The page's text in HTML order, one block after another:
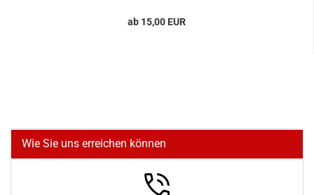
ab 15,00 EUR
Wie Sie uns erreichen können